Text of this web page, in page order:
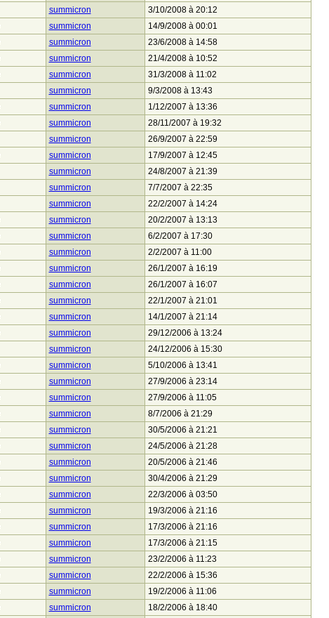
summicron
3/10/2008 à 20:12
summicron
14/9/2008 à 00:01
summicron
23/6/2008 à 14:58
summicron
21/4/2008 à 10:52
summicron
31/3/2008 à 11:02
summicron
9/3/2008 à 13:43
summicron
1/12/2007 à 13:36
summicron
28/11/2007 à 19:32
summicron
26/9/2007 à 22:59
summicron
17/9/2007 à 12:45
summicron
24/8/2007 à 21:39
summicron
7/7/2007 à 22:35
summicron
22/2/2007 à 14:24
summicron
20/2/2007 à 13:13
summicron
6/2/2007 à 17:30
summicron
2/2/2007 à 11:00
summicron
26/1/2007 à 16:19
summicron
26/1/2007 à 16:07
summicron
22/1/2007 à 21:01
summicron
14/1/2007 à 21:14
summicron
29/12/2006 à 13:24
summicron
24/12/2006 à 15:30
summicron
5/10/2006 à 13:41
summicron
27/9/2006 à 23:14
summicron
27/9/2006 à 11:05
summicron
8/7/2006 à 21:29
summicron
30/5/2006 à 21:21
summicron
24/5/2006 à 21:28
summicron
20/5/2006 à 21:46
summicron
30/4/2006 à 21:29
summicron
22/3/2006 à 03:50
summicron
19/3/2006 à 21:16
summicron
17/3/2006 à 21:16
summicron
17/3/2006 à 21:15
summicron
23/2/2006 à 11:23
summicron
22/2/2006 à 15:36
summicron
19/2/2006 à 11:06
summicron
18/2/2006 à 18:40